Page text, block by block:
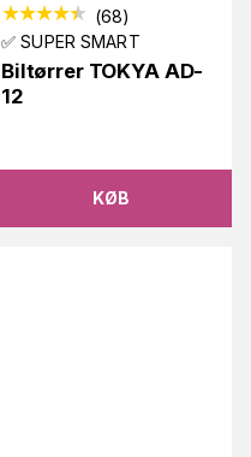
(68)
✅ SUPER SMART
Biltørrer TOKYA AD-
12
KØB